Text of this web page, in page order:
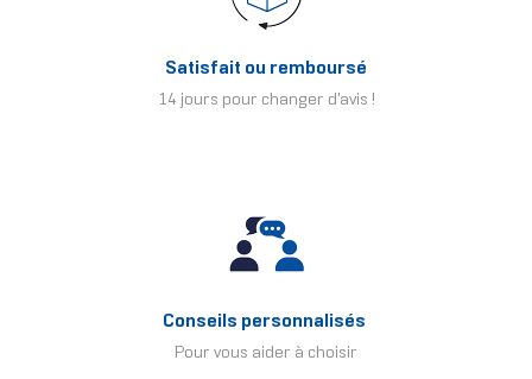
Satisfait ou remboursé
14 jours pour changer d'avis !
Conseils personnalisés
Pour vous aider à choisir